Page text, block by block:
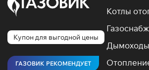
Купон для выгодной цены
ГАЗОВИК РЕКОМЕНДУЕТ
Котлы
Дымоходы